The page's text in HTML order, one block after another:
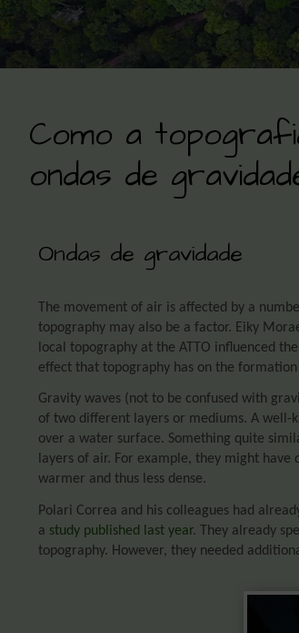
Como a
ondas de
Ondas de gravidade
The movement of air is affected by a
topography may also be a factor. Eiky
local topography at the ATTO influenced
effect that topography has on the
Gravity waves (not to be confused with
of two different layers or mediums. A well-
over a water surface. Something quite
layers of air. For example, they might have
warmer and thus less dense.
Polari Correa and his colleagues had
a study published last year. They already
topography. However, they needed